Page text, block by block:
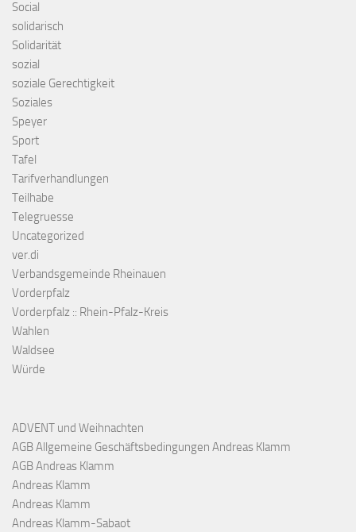
Social
solidarisch
Solidarität
sozial
soziale Gerechtigkeit
Soziales
Speyer
Sport
Tafel
Tarifverhandlungen
Teilhabe
Telegruesse
Uncategorized
ver.di
Verbandsgemeinde Rheinauen
Vorderpfalz
Vorderpfalz :: Rhein-Pfalz-Kreis
Wahlen
Waldsee
Würde
ADVENT und Weihnachten
AGB Allgemeine Geschäftsbedingungen Andreas Klamm
AGB Andreas Klamm
Andreas Klamm
Andreas Klamm
Andreas Klamm-Sabaot